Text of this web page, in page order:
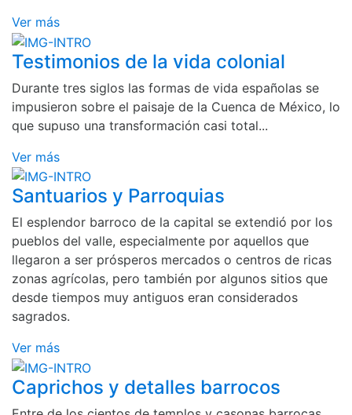
Ver más
Testimonios de la vida colonial
Durante tres siglos las formas de vida españolas se
impusieron sobre el paisaje de la Cuenca de México, lo
que supuso una transformación casi total...
Ver más
Santuarios y Parroquias
El esplendor barroco de la capital se extendió por los
pueblos del valle, especialmente por aquellos que
llegaron a ser prósperos mercados o centros de ricas
zonas agrícolas, pero también por algunos sitios que
desde tiempos muy antiguos eran considerados
sagrados.
Ver más
Caprichos y detalles barrocos